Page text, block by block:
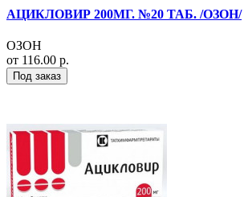
АЦИКЛОВИР 200МГ. №20 ТАБ. /ОЗОН/
ОЗОН
от 116.00 р.
Под заказ